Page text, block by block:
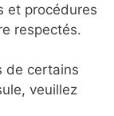
et procédures
respectés.
de certains
veuillez